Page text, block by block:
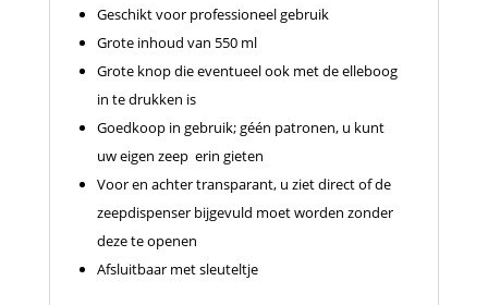
Geschikt voor professioneel gebruik
Grote inhoud van 550 ml
Grote knop die eventueel ook met de elleboog
in te drukken is
Goedkoop in gebruik; géén patronen, u kunt
uw eigen zeep erin gieten
Voor en achter transparant, u ziet direct of de
zeepdispenser bijgevuld moet worden zonder
deze te openen
Afsluitbaar met sleuteltje